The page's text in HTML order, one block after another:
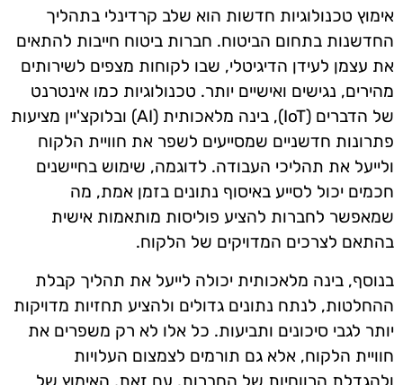
אימוץ טכנולוגיות חדשות הוא שלב קרדינלי בתהליך
החדשנות בתחום הביטוח. חברות ביטוח חייבות להתאים
את עצמן לעידן הדיגיטלי, שבו לקוחות מצפים לשירותים
מהירים, נגישים ואישיים יותר. טכנולוגיות כמו אינטרנט
של הדברים (IoT), בינה מלאכותית (AI) ובלוקצ'יין מציעות
פתרונות חדשניים שמסייעים לשפר את חוויית הלקוח
ולייעל את תהליכי העבודה. לדוגמה, שימוש בחיישנים
חכמים יכול לסייע באיסוף נתונים בזמן אמת, מה
שמאפשר לחברות להציע פוליסות מותאמות אישית
בהתאם לצרכים המדויקים של הלקוח.
בנוסף, בינה מלאכותית יכולה לייעל את תהליך קבלת
ההחלטות, לנתח נתונים גדולים ולהציע תחזיות מדויקות
יותר לגבי סיכונים ותביעות. כל אלו לא רק משפרים את
חוויית הלקוח, אלא גם תורמים לצמצום העלויות
ולהגדלת הרווחיות של החברות. עם זאת, האימוץ של